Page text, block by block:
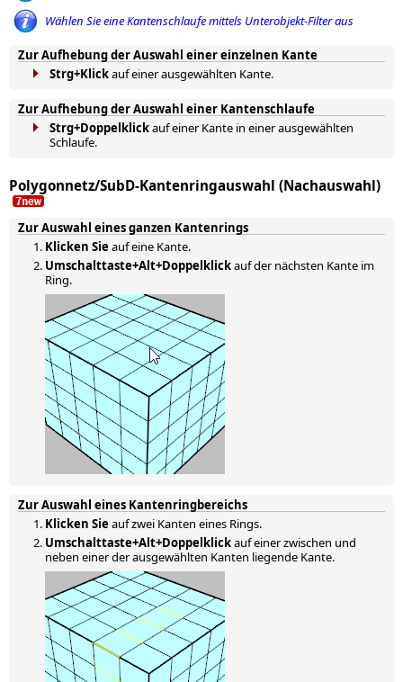
Wählen Sie eine Kantenschlaufe mittels Unterobjekt-Filter aus
Zur Aufhebung der Auswahl einer einzelnen Kante
Strg+Klickauf einer ausgewählten Kante.
Zur Aufhebung der Auswahl einer Kantenschlaufe
Strg+Doppelklickauf einer Kante in einer ausgewählten
Schlaufe.
Polygonnetz/SubD-Kantenringauswahl (Nachauswahl)
Zur Auswahl eines ganzen Kantenrings
Klicken Sie auf eine Kante.
Umschalttaste+Alt+Doppelklickauf der nächsten Kante im
Ring.
Zur Auswahl eines Kantenringbereichs
Klicken Sie auf zwei Kanten eines Rings.
Umschalttaste+Alt+Doppelklickauf einer zwischen und
neben einer der ausgewählten Kanten liegende Kante.